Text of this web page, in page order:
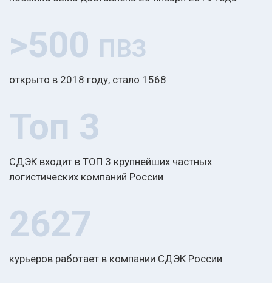
>500 ПВЗ
открыто в 2018 году, стало 1568
Топ 3
СДЭК входит в ТОП 3 крупнейших частных
логистических компаний России
2627
курьеров работает в компании СДЭК России